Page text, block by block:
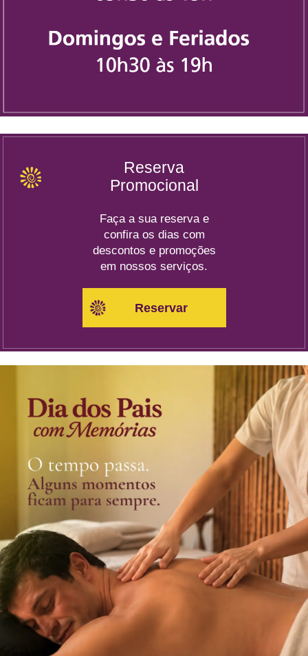
Reserva
Promocional
Faça a sua reserva e
confira os dias com
descontos e promoções
em nossos serviços.
Reservar